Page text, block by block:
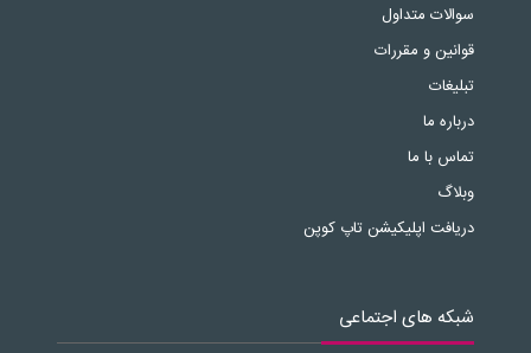
سوالات متداول
قوانین و مقررات
تبلیغات
درباره ما
تماس با ما
وبلاگ
دریافت اپلیکیشن تاپ کوپن
شبکه های اجتماعی